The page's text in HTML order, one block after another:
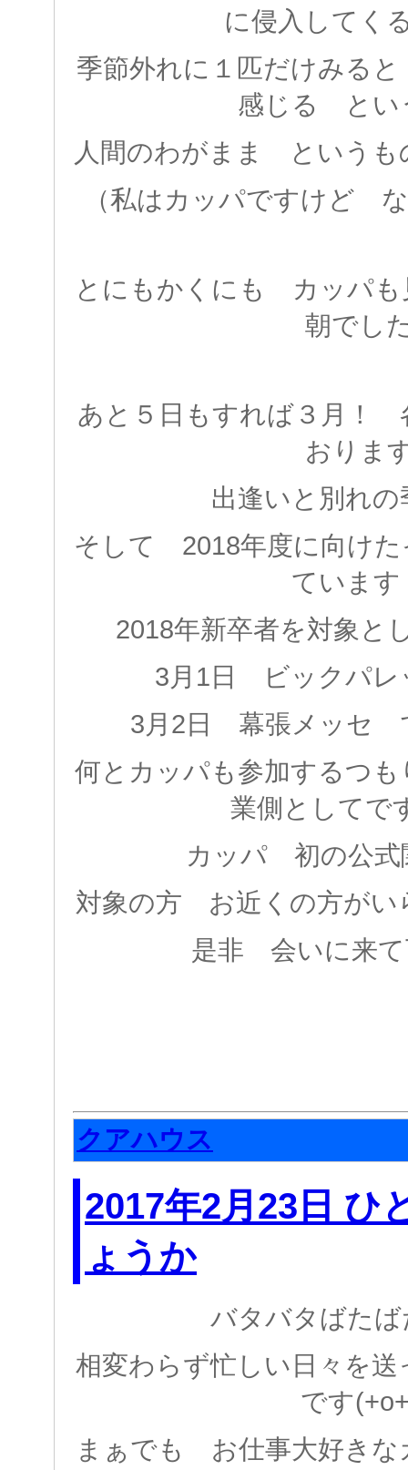
に侵入してく
季節外れに１匹だけみる
感じる とい
人間のわがまま というも
（私はカッパですけど
とにもかくにも カッパも
朝でし
あと５日もすれば３月！
おりま
出逢いと別れ
そして 2018年度に向けた
ています
2018年新卒者を対象と
3月1日 ビックパレ
3月2日 幕張メッセ
何とカッパも参加するつ
業側としてで
カッパ 初の公式
対象の方 お近くの方がい
是非 会いに来て
クアハウス
2017年2月23日 ひ
ょうか
バタバタばたば
相変わらず忙しい日々を
です
まぁでも お仕事大好きな